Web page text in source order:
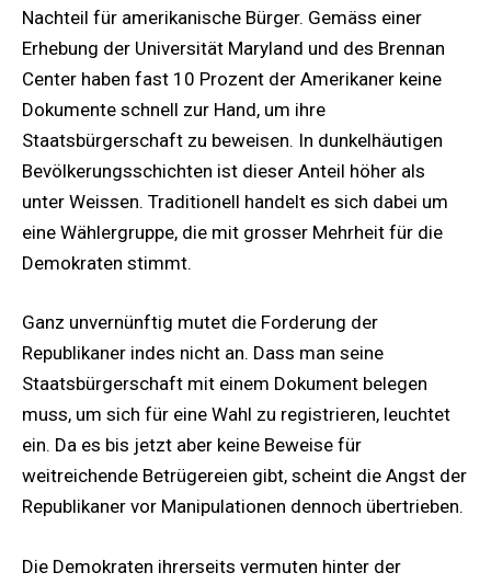
Nachteil für amerikanische Bürger. Gemäss einer
Erhebung der Universität Maryland und des Brennan
Center haben fast 10 Prozent der Amerikaner keine
Dokumente schnell zur Hand, um ihre
Staatsbürgerschaft zu beweisen. In dunkelhäutigen
Bevölkerungsschichten ist dieser Anteil höher als
unter Weissen. Traditionell handelt es sich dabei um
eine Wählergruppe, die mit grosser Mehrheit für die
Demokraten stimmt.
Ganz unvernünftig mutet die Forderung der
Republikaner indes nicht an. Dass man seine
Staatsbürgerschaft mit einem Dokument belegen
muss, um sich für eine Wahl zu registrieren, leuchtet
ein. Da es bis jetzt aber keine Beweise für
weitreichende Betrügereien gibt, scheint die Angst der
Republikaner vor Manipulationen dennoch übertrieben.
Die Demokraten ihrerseits vermuten hinter der